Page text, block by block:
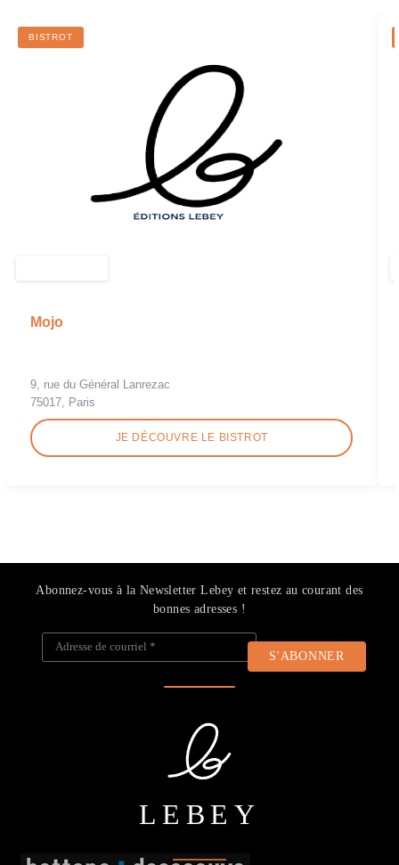
BISTROT
Mojo
9, rue du Général Lanrezac
75017, Paris
JE DÉCOUVRE LE BISTROT
Abonnez-vous à la Newsletter Lebey et restez au courant des
bonnes adresses !
Adresse de courriel
LEBEY